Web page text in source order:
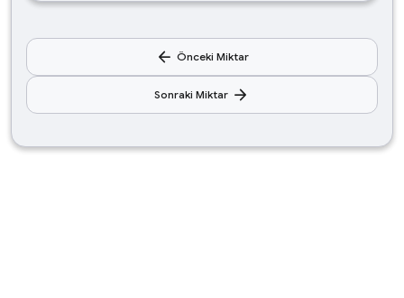
arrow_back Önceki Miktar
Sonraki Miktar arrow_forward